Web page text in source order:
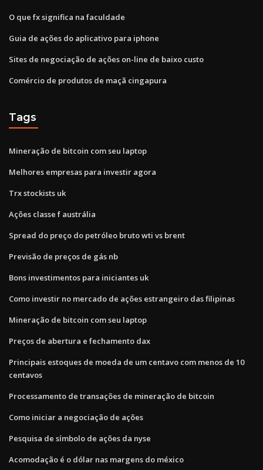
O que fx significa na faculdade
Guia de ações do aplicativo para iphone
Sites de negociação de ações on-line de baixo custo
Comércio de produtos de maçã cingapura
Tags
Mineração de bitcoin com seu laptop
Melhores empresas para investir agora
Trx stockists uk
Ações classe f austrália
Spread do preço do petróleo bruto wti vs brent
Previsão de preços de gás nb
Bons investimentos para iniciantes uk
Como investir no mercado de ações estrangeiro das filipinas
Mineração de bitcoin com seu laptop
Preços de abertura e fechamento dax
Principais estoques de moeda de um centavo com menos de 10
centavos
Processamento de transações de mineração de bitcoin
Como iniciar a negociação de ações
Pesquisa de símbolo de ações da nyse
Acomodação é o dólar nas margens do méxico